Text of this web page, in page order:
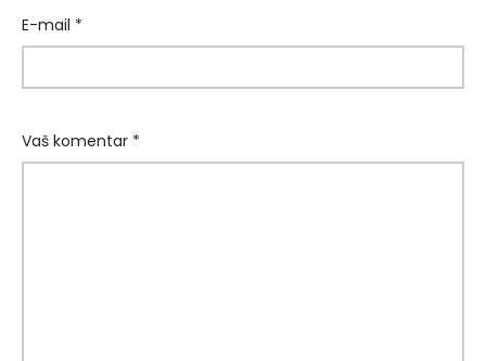
E-mail *
Vaš komentar *